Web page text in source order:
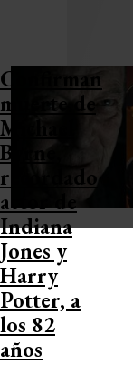
Confirman
muerte de
Michael
Byrne,
recordado
actor de
Indiana
Jones y
Harry
Potter, a
los 82
años